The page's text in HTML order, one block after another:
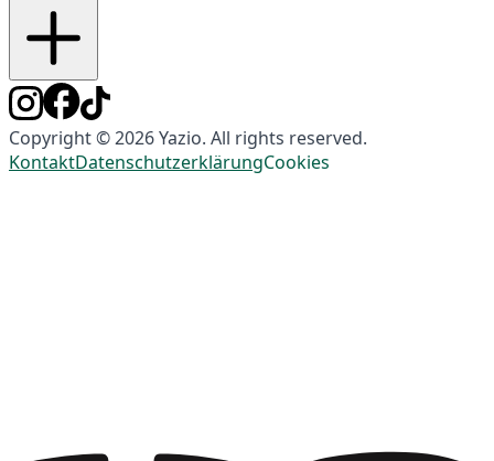
Copyright © 2026 Yazio. All rights reserved.
KontaktDatenschutzerklärungCookies